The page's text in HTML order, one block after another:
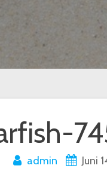
admin Juni